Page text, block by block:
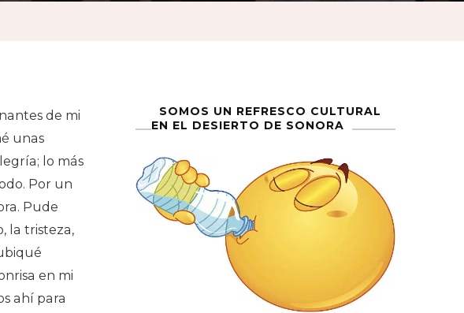
de mi
unas
lo más
Por un
Pude
la tristeza,
en mi
ahí para
SOMOS UN REFRESCO CULTURAL
EN EL DESIERTO DE SONORA